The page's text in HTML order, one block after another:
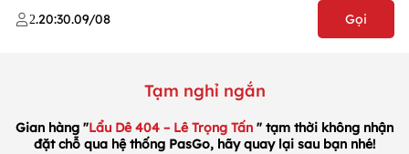
2.20:30.09/08 Gọi
Tạm nghỉ ngắn
Gian hàng "Lẩu Dê 404 – Lê Trọng Tấn " tạm thời không nhận
đặt chỗ qua hệ thống PasGo, hãy quay lại sau bạn nhé!